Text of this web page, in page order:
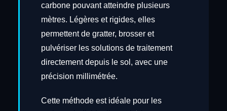
carbone pouvant atteindre plusieurs
mètres. Légères et rigides, elles
permettent de gratter, brosser et
pulvériser les solutions de traitement
directement depuis le sol, avec une
précision millimétrée.
Cette méthode est idéale pour les